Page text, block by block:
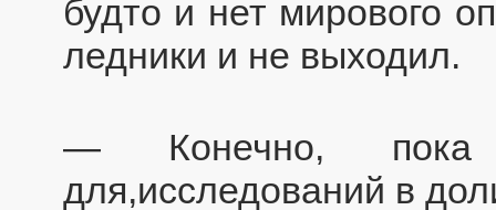
будто и нет мирового
ледники и не выходил.
— Конечно, пока
для,исследований в